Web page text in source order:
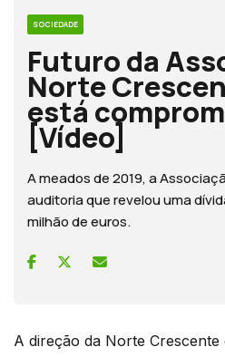
SOCIEDADE
Futuro da
Norte
está
[Vídeo]
A meados de 2019, a
auditoria que revelou uma
milhão de euros.
A direção da Norte